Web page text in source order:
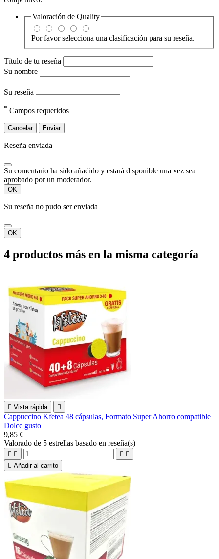
Valoración de Quality
Por favor selecciona una clasificación para su reseña.
Título de tu reseña
Su nombre
Su reseña
* Campos requeridos
Cancelar Enviar
Reseña enviada
Su comentario ha sido añadido y estará disponible una vez sea
aprobado por un moderador.
OK
Su reseña no pudo ser enviada
OK
4 productos más en la misma categoría
 Vista rápida 
Cappuccino Kfetea 48 cápsulas, Formato Super Ahorro compatible
Dolce gusto
9,85 €
Valorado de 5 estrellas basado en reseña(s)
   
 Añadir al carrito